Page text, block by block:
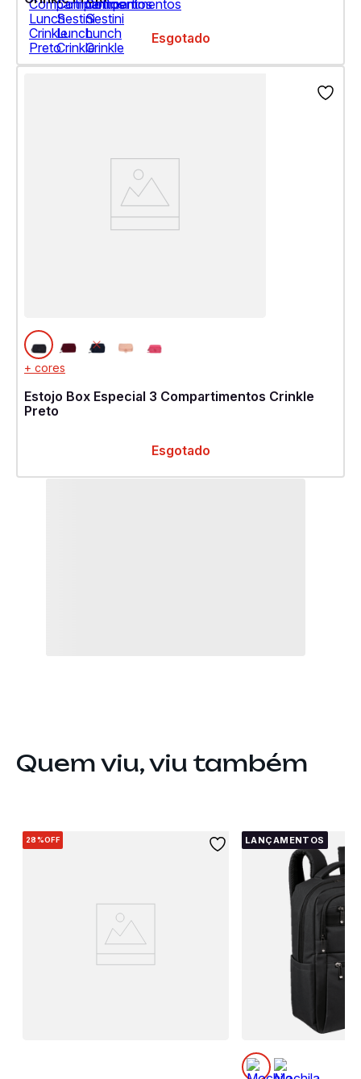
Esgotado
+ cores
Estojo Box Especial 3 Compartimentos Crinkle
Preto
Esgotado
Quem viu, viu também
28%OFF LANÇAMENTOS